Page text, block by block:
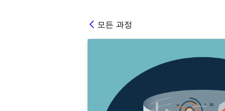
모든 과정